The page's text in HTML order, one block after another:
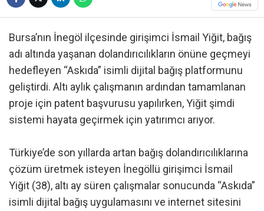
Bursa’nın İnegöl ilçesinde girişimci İsmail Yiğit, bağış
adı altında yaşanan dolandırıcılıkların önüne geçmeyi
hedefleyen “Askıda” isimli dijital bağış platformunu
geliştirdi. Altı aylık çalışmanın ardından tamamlanan
proje için patent başvurusu yapılırken, Yiğit şimdi
sistemi hayata geçirmek için yatırımcı arıyor.
Türkiye’de son yıllarda artan bağış dolandırıcılıklarına
çözüm üretmek isteyen İnegöllü girişimci İsmail
Yiğit (38), altı ay süren çalışmalar sonucunda “Askıda”
isimli dijital bağış uygulamasını ve internet sitesini